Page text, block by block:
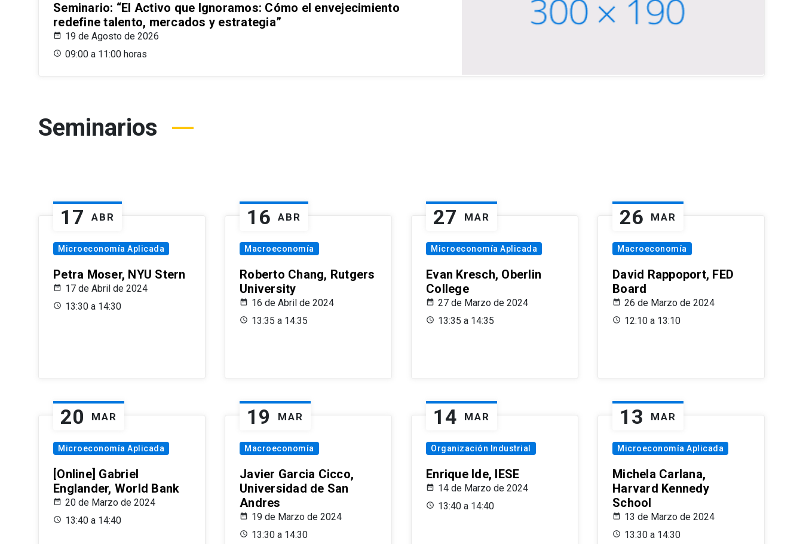
Seminario: “El Activo que Ignoramos: Cómo el envejecimiento
redefine talento, mercados y estrategia”
19 de Agosto de 2026
09:00 a 11:00 horas
Seminarios
17 ABR
Microeconomía Aplicada
Petra Moser, NYU Stern
17 de Abril de 2024
13:30 a 14:30
16 ABR
Macroeconomía
Roberto Chang, Rutgers
University
16 de Abril de 2024
13:35 a 14:35
27 MAR
Microeconomía Aplicada
Evan Kresch, Oberlin
College
27 de Marzo de 2024
13:35 a 14:35
26 MAR
Macroeconomía
David Rappoport, FED
Board
26 de Marzo de 2024
12:10 a 13:10
20 MAR
Microeconomía Aplicada
[Online] Gabriel
Englander, World Bank
20 de Marzo de 2024
13:40 a 14:40
19 MAR
Macroeconomía
Javier Garcia Cicco,
Universidad de San
Andres
19 de Marzo de 2024
13:30 a 14:30
14 MAR
Organización Industrial
Enrique Ide, IESE
14 de Marzo de 2024
13:40 a 14:40
13 MAR
Microeconomía Aplicada
Michela Carlana,
Harvard Kennedy
School
13 de Marzo de 2024
13:30 a 14:30